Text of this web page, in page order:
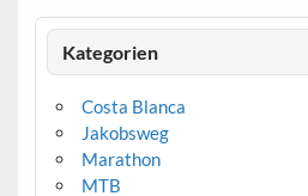
Kategorien
Costa Blanca
Jakobsweg
Marathon
MTB